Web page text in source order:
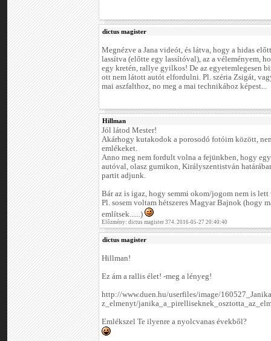
dictus magister
Megnézve a Jana videót, és látva, hogy a hidas
lassítva (előtte egy lassítóval), az a véleményem,
egy kretén, rallye gyilkos! De az egyetemlegesen
ott nem látott autót elfordulni. Pl. széria Zsigát,
mai aszfalthoz, no meg a mai technikához képest...
Hillman
Jól látod Mester!
Akárhogy kutakodok a porosodó fotóim között,
emlékeket.
Anno meg nem fordult volna a fejünkben, hogy
autóval, olasz gumikon, Királyszentistván
partit adjunk.
Bár az is igaz, hogy semmi okom/jogom nem is
Pl. sosem voltam hétszeres Magyar Bajnok (hogy
említsek......)
Előzmény: dictus magister 374. 2016-05-27 20:40:40
dictus magister
Hillman!
Ez ám a rallis élet! -meg a lényeg!
http://www.duen.hu/userfiles/image/
z_elmenyt/
Emlékszel Te ilyenre a nyolcvanas évekből?